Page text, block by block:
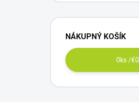
NÁKUPNÝ KOŠÍK
0ks /€0